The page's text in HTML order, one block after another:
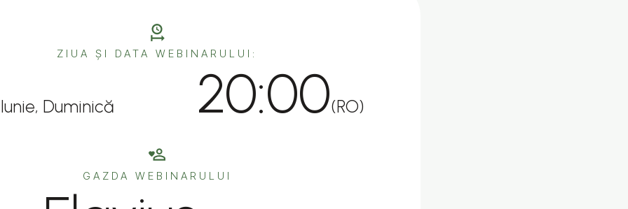
ZIUA ȘI DATA WEBINARULUI:
Duminică 20:00(RO)
GAZDA WEBINARULUI